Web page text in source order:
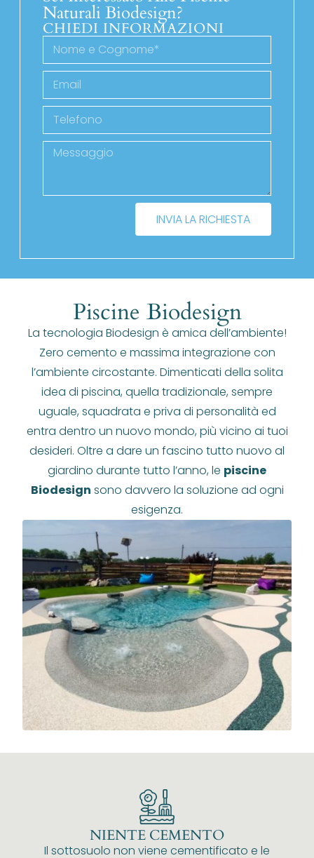
Naturali Biodesign?
CHIEDI INFORMAZIONI
INVIA LA RICHIESTA
Piscine Biodesign
La tecnologia Biodesign è amica dell’ambiente!
Zero cemento e massima integrazione con
l’ambiente circostante. Dimenticati della solita
idea di piscina, quella tradizionale, sempre
uguale, squadrata e priva di personalità ed
entra dentro un nuovo mondo, più vicino ai tuoi
desideri. Oltre a dare un fascino tutto nuovo al
giardino durante tutto l’anno, le piscine
Biodesign sono davvero la soluzione ad ogni
esigenza.
NIENTE CEMENTO
Il sottosuolo non viene cementificato e le